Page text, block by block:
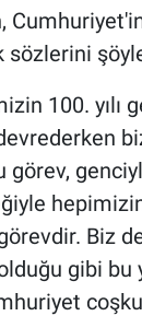
sözlerini
100. yılı
görev,
Biz
gibi bu